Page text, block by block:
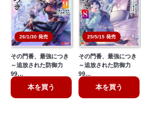
26/1/30 発売
その門番、最強につき
～追放された防御力
99…
本を買う
25/5/15 発売
その門番、最強につき
～追放された防御力
99…
本を買う